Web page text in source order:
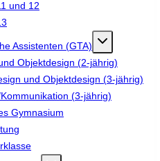
und 12
Assistenten (GTA)
Objektdesign (2-jährig)
und Objektdesign (3-jährig)
(3-jährig)
Gymnasium